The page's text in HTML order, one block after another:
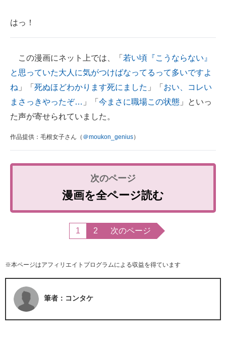
はっ！
この漫画にネット上では、「 若い頃『こうならない』
と思っていた大人に気がつけばなってるって多いですよ
ね 」「 死ぬほどわかります死にました 」「 おい、コレい
まさっきやったぞ… 」「 今まさに職場この状態 」といっ
た声が寄せられていました。
作品提供：毛根女子さん（ ＠moukon_genius）
漫画を全ページ読む
1 2 次のページ
※本ページはアフィリエイトプログラムによる収益を得ています
筆者：コンタケ